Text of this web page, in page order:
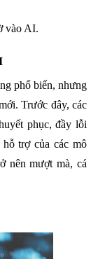
vào AI.
phổ biến, nhưng
Trước đây, các
phục, đầy lỗi
trợ của các mô
nên mượt mà, cá